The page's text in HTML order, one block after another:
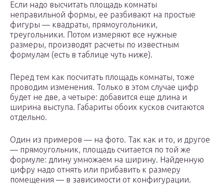
Если надо высчитать площадь комнаты
неправильной формы, ее разбивают на простые
фигуры — квадраты, прямоугольники,
треугольники. Потом измеряют все нужные
размеры, производят расчеты по известным
формулам (есть в таблице чуть ниже).
Перед тем как посчитать площадь комнаты, тоже
проводим изменения. Только в этом случае цифр
будет не две, а четыре: добавится еще длина и
ширина выступа. Габариты обоих кусков считаются
отдельно.
Один из примеров — на фото. Так как и то, и другое
— прямоугольник, площадь считается по той же
формуле: длину умножаем на ширину. Найденную
цифру надо отнять или прибавить к размеру
помещения — в зависимости от конфигурации.